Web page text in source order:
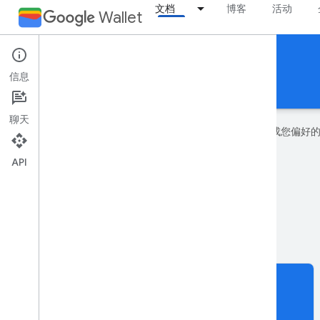
Wallet 文档 博客 活动
通用卡券
指南
Google 会使用 AI 技术将内容翻译成您偏好
信息
聊天
API